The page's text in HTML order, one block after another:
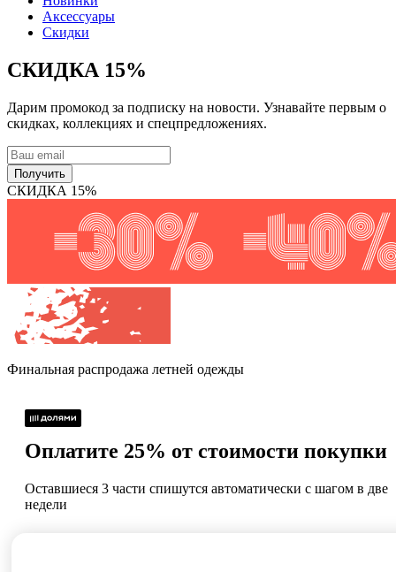
Аксессуары
Скидки
СКИДКА 15%
Дарим промокод за подписку на новости. Узнавайте первым о
скидках, коллекциях и спецпредложениях.
Получить
СКИДКА 15%
Финальная распродажа летней одежды
Оплатите 25% от стоимости покупки
Оставшиеся 3 части спишутся автоматически с шагом в две
недели